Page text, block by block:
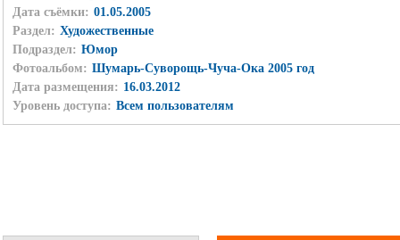
Дата съёмки: 01.05.2005
Раздел: Художественные
Подраздел: Юмор
Фотоальбом: Шумарь-Суворощь-Чуча-Ока 2005 год
Дата размещения: 16.03.2012
Уровень доступа: Всем пользователям